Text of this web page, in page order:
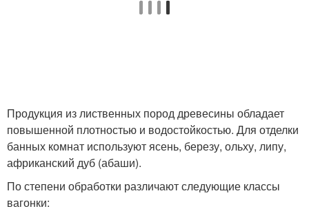
Продукция из лиственных пород древесины обладает
повышенной плотностью и водостойкостью. Для отделки
банных комнат используют ясень, березу, ольху, липу,
африканский дуб (абаши).
По степени обработки различают следующие классы
вагонки: